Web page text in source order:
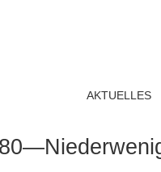
AKTUELLES